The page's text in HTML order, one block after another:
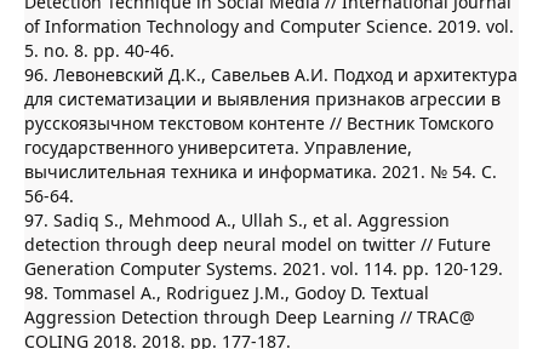
of Information Technology and Computer Science. 2019. vol.
5. no. 8. pp. 40-46.
96. Левоневский Д.К., Савельев А.И. Подход и архитектура
для систематизации и выявления признаков агрессии в
русскоязычном текстовом контенте // Вестник Томского
государственного университета. Управление,
вычислительная техника и информатика. 2021. № 54. С.
56-64.
97. Sadiq S., Mehmood A., Ullah S., et al. Aggression
detection through deep neural model on twitter // Future
Generation Computer Systems. 2021. vol. 114. pp. 120-129.
98. Tommasel A., Rodriguez J.M., Godoy D. Textual
Aggression Detection through Deep Learning // TRAC@
COLING 2018. 2018. pp. 177-187.